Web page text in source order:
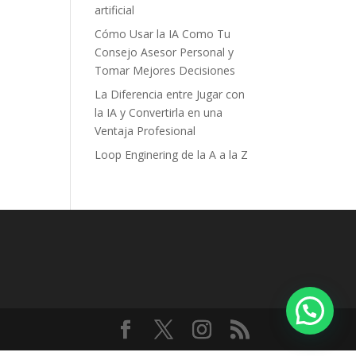
artificial
Cómo Usar la IA Como Tu
Consejo Asesor Personal y
Tomar Mejores Decisiones
La Diferencia entre Jugar con
la IA y Convertirla en una
Ventaja Profesional
Loop Enginering de la A a la Z